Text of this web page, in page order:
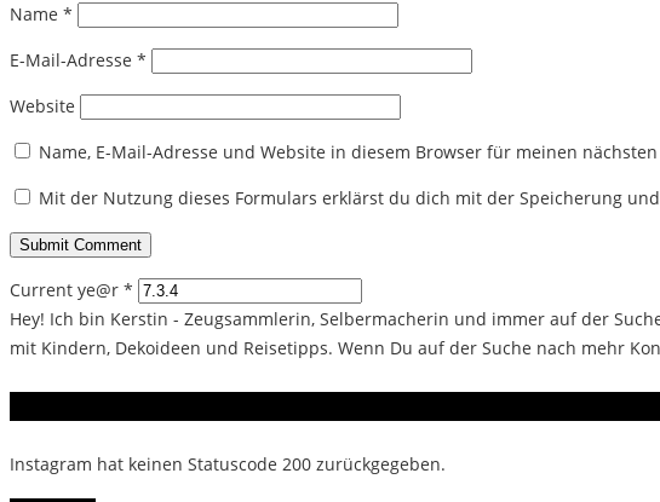
Name *
E-Mail-Adresse *
Website
Name, E-Mail-Adresse und Website in diesem Browser für meinen
Mit der Nutzung dieses Formulars erklärst du dich mit der Speicherung
Current ye@r *
Hey! Ich bin Kerstin - Zeugsammlerin, Selbermacherin und immer auf der
mit Kindern, Dekoideen und Reisetipps. Wenn Du auf der Suche nach mehr
Instagram hat keinen Statuscode 200 zurückgegeben.